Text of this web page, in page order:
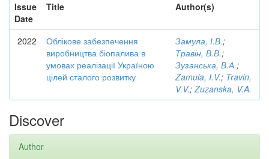
Issue
Date
Title Author(s)
2022
Облікове забезпечення
виробництва біопалива в
умовах реалізації Україною
цілей сталого розвитку
Замула, І.В.;
Травін, В.В.;
Зузанська, В.А.;
Zamula, I.V.; Travin,
V.V.;Zuzanska, V.A.
Discover
Author